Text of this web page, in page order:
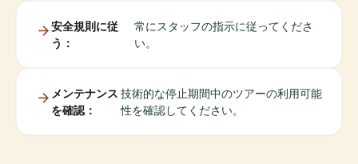
安全規則に従
う：
常にスタッフの指示に従ってくださ
い。
メンテナンス
を確認：
技術的な停止期間中のツアーの利用可能
性を確認してください。